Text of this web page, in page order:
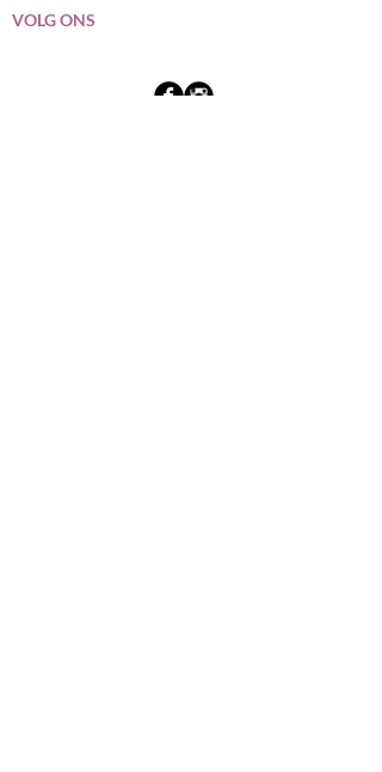
VOLG ONS